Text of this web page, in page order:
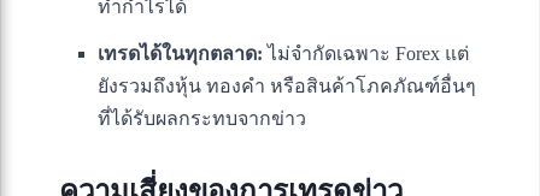
ทำกำไรได้
เทรดได้ในทุกตลาด: ไม่จำกัดเฉพาะ Forex แต่
ยังรวมถึงหุ้น ทองคำ หรือสินค้าโภคภัณฑ์อื่นๆ
ที่ได้รับผลกระทบจากข่าว